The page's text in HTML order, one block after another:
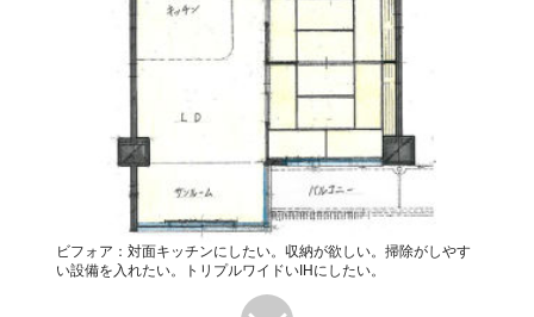
ビフォア：対面キッチンにしたい。収納が欲しい。掃除がしやす
い設備を入れたい。トリプルワイドいIHにしたい。